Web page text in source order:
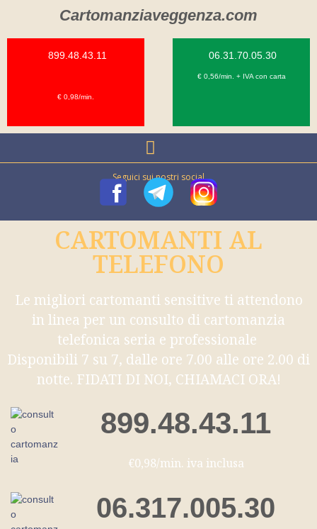
Cartomanziaveggenza.com
899.48.43.11
€ 0,98/min.
06.31.70.05.30
€ 0,56/min. + IVA con carta
Seguici sui nostri social
CARTOMANTI AL
TELEFONO
Le migliori cartomanti sensitive ti attendono
in linea per un consulto di cartomanzia
telefonica seria e professionale
Disponibili 7 su 7, dalle ore 7.00 alle ore 2.00 di
notte. FIDATI DI NOI, CHIAMACI ORA!
899.48.43.11
€0,98/min. iva inclusa
06.317.005.30